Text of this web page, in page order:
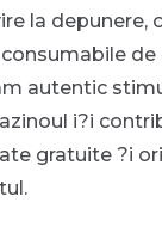
la depunere,
de
autentic
i?i
gratuite ?i